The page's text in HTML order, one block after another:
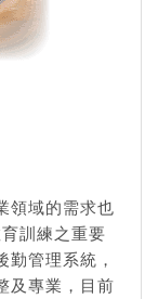
領域的需求也
訓練之重要
管理系統，
及專業，目前